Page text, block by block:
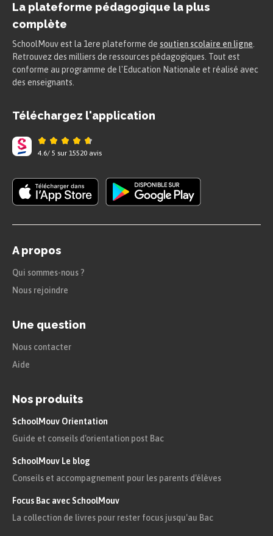
Guerre mondiale puis du Gouvernement
provisoire de 1944 à 1946. Après une longue
traversée du désert, il fonde la VeRépublique
en 1958, ce qui lui permet de devenir
président de la République jusqu’en 1969.
La plateforme pédagogique la plus
complète
SchoolMouv est la 1ere plateforme de soutien scolaire en ligne
Retrouvez des milliers de ressources pédagogiques. Tout est
conforme au programme de l'Education Nationale et réalisé avec
des enseignants.
Téléchargez l'application
4.6/ 5 sur 15520 avis
A propos
Qui sommes-nous ?
Nous rejoindre
Une question
Nous contacter
Aide
Nos produits
SchoolMouv Orientation
Guide et conseils d'orientation post Bac
SchoolMouv Le blog
Conseils et accompagnement pour les parents d'élèves
Focus Bac avec SchoolMouv
La collection de livres pour rester focus jusqu'au Bac